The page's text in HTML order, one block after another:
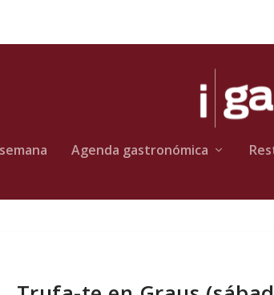
Agenda gastronómica